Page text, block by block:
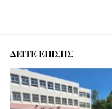
ΔΕΙΤΕ ΕΠΙΣΗΣ